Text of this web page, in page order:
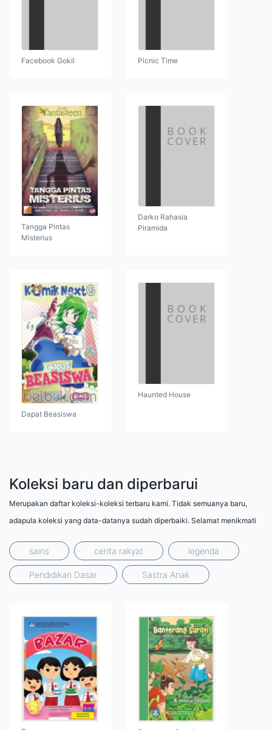
Facebook Gokil Picnic Time
Tangga Pintas
Misterius
Darko Rahasia
Piramida
Dapat Beasiswa
Haunted House
Koleksi baru dan diperbarui
Merupakan daftar koleksi-koleksi terbaru kami. Tidak semuanya baru,
adapula koleksi yang data-datanya sudah diperbaiki. Selamat menikmati
sains cerita rakyat legenda
Pendidikan Dasar Sastra Anak